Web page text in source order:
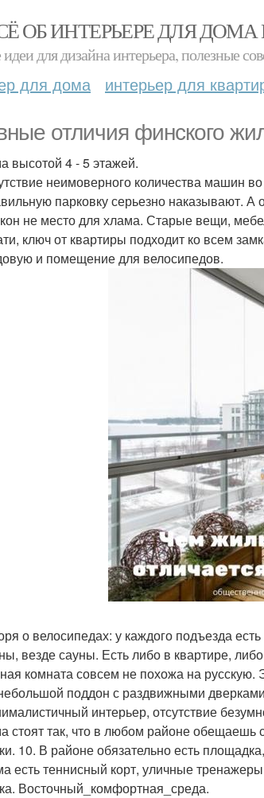
ОБ ИНТЕРЬЕРЕ ДЛЯ
для дизайна интерьера, полезные
для дома интерьер для
отличия финского
высотой 4 - 5 этажей.
неимоверного количества машин
парковку серьезно наказывают. А
не место для хлама. Старые вещи,
ключ от квартиры подходит ко всем
и помещение для велосипедов.
о велосипедах: у каждого подъезда
везде сауны. Есть либо в квартире,
комната совсем не похожа на
поддон с раздвижными
интерьер, отсутствие
стоят так, что в любом районе обещаешь
10. В районе обязательно есть
есть теннисный корт, уличные
Восточный_комфортная_среда.